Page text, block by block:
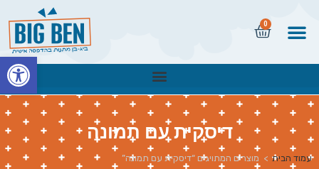
0
דיסקית עם תמונה
עמוד הבית > מוצרים המתויגים “דיסקית עם תמונה”